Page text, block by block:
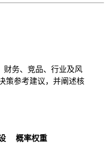
财务、竞品、行业及风
策参考建议，并阐述核
概率权重